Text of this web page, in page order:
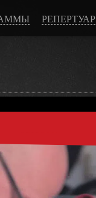
РЕПЕРТУАР